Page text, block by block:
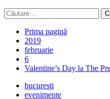
Caută
după:
Prima pagină
2019
februarie
6
Valentine’s Day la The
bucuresti
evenimente